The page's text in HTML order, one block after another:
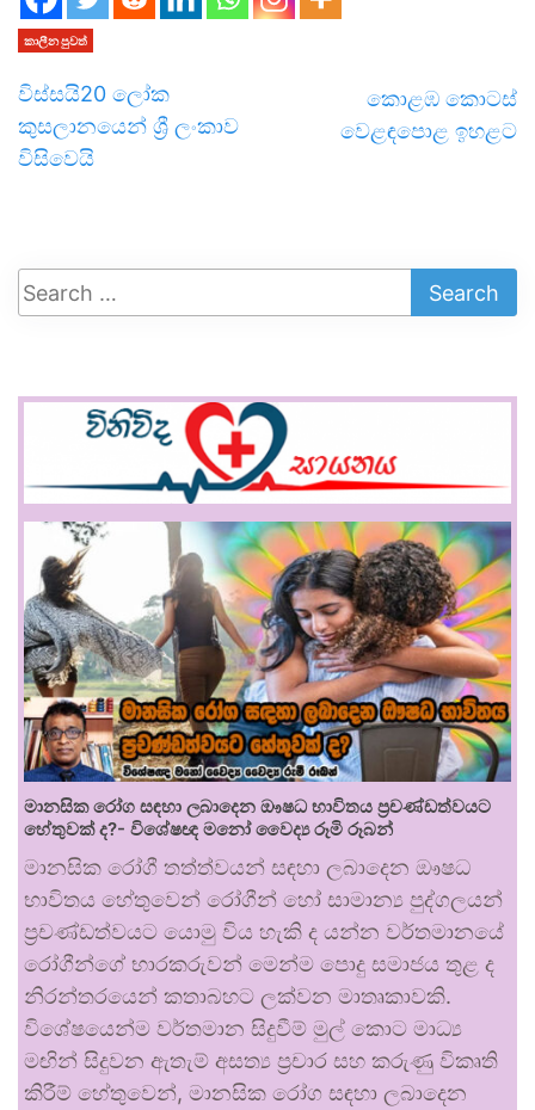
කාලීන පුවත්
විස්සයි20 ලෝක
කුසලානයෙන් ශ්‍රී ලංකාව
විසිවෙයි
කොළඹ කොටස්
වෙළඳපොළ ඉහළට
මානසික රෝග සඳහා ලබාදෙන ඖෂධ භාවිතය ප්‍රචණ්ඩත්වයට
හේතුවක් ද?- විශේෂඥ මනෝ වෛද්‍ය රූමි රූබන්
මානසික රෝගී තත්ත්වයන් සඳහා ලබාදෙන ඖෂධ
භාවිතය හේතුවෙන් රෝගීන් හෝ සාමාන්‍ය පුද්ගලයන්
ප්‍රචණ්ඩත්වයට යොමු විය හැකි ද යන්න වර්තමානයේ
රෝගීන්ගේ භාරකරුවන් මෙන්ම පොදු සමාජය තුළ ද
නිරන්තරයෙන් කතාබහට ලක්වන මාතෘකාවකි.
විශේෂයෙන්ම වර්තමාන සිදුවීම් මුල් කොට මාධ්‍ය
මඟින් සිදුවන ඇතැම් අසත්‍ය ප්‍රචාර සහ කරුණු විකෘති
කිරීම් හේතුවෙන්, මානසික රෝග සඳහා ලබාදෙන